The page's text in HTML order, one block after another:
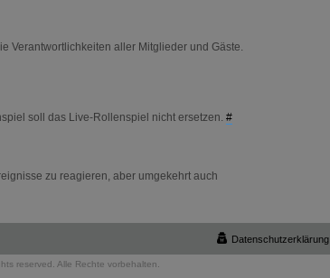
Verantwortlichkeiten aller Mitglieder und Gäste.
soll das Live-Rollenspiel nicht ersetzen. #
zu reagieren, aber umgekehrt auch
Datenschutzerklärung
reserved. Alle Rechte vorbehalten.